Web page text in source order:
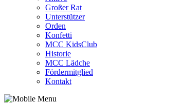
Großer Rat
Unterstützer
Orden
Konfetti
MCC KidsClub
Historie
MCC Lädche
Fördermitglied
Kontakt